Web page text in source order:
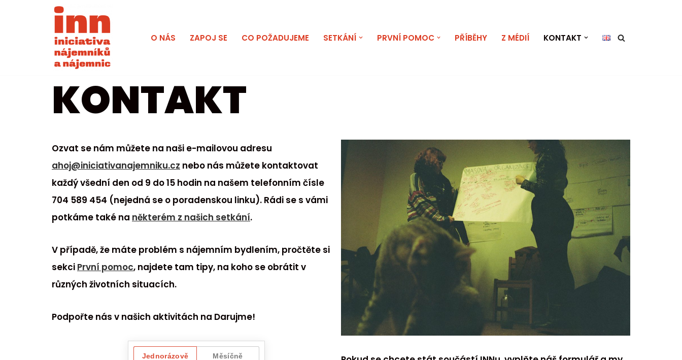
O NÁS ZAPOJ SE CO POŽADUJEME SETKÁNÍ PRVNÍ POMOC PŘÍBĚHY Z MÉDIÍ KONTAKT
KONTAKT
Ozvat se nám můžete na naši e-mailovou adresu
ahoj@iniciativanajemniku.cz nebo nás můžete kontaktovat
každý všední den od 9 do 15 hodin na našem telefonním čísle
704 589 454 (nejedná se o poradenskou linku). Rádi se s vámi
potkáme také na některém z našich setkání.
V případě, že máte problém s nájemním bydlením, pročtěte si
sekci První pomoc, najdete tam tipy, na koho se obrátit v
různých životních situacích.
Podpořte nás v našich aktivitách na Darujme!